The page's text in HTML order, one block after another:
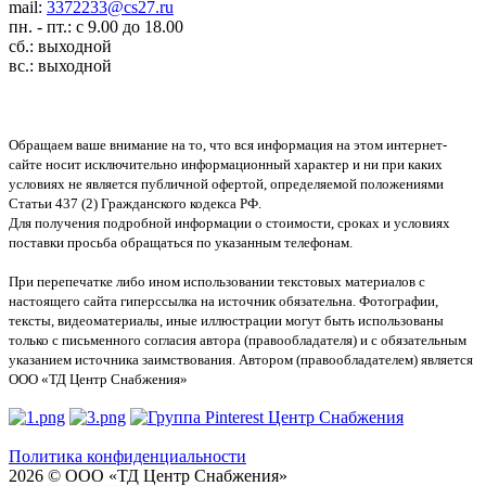
mail: 3372233@cs27.ru
пн. - пт.: с 9.00 до 18.00
сб.: выходной
вс.: выходной
Обращаем ваше внимание на то, что вся информация на этом интернет-
сайте носит исключительно информационный характер и ни при каких
условиях не является публичной офертой, определяемой положениями
Статьи 437 (2) Гражданского кодекса РФ.
Для получения подробной информации о стоимости, сроках и условиях
поставки просьба обращаться по указанным телефонам.
При перепечатке либо ином использовании текстовых материалов с
настоящего сайта гиперссылка на источник обязательна. Фотографии,
тексты, видеоматериалы, иные иллюстрации могут быть использованы
только с письменного согласия автора (правообладателя) и с обязательным
указанием источника заимствования. Автором (правообладателем) является
ООО «ТД Центр Снабжения»
Политика конфиденциальности
2026 © ООО «ТД Центр Снабжения»